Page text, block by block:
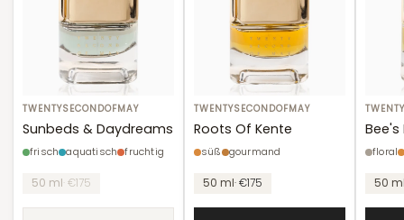
Sunbeds
&
Daydreams
TWENTYSECONDOFMAY
Sunbeds & Daydreams
frisch aquatisch fruchtig
Stückpreis
50 ml · €175
Roots
Of
Kente
TWENTYSECONDOFMAY
Roots Of Kente
süß gourmand
50 ml· €175
Bee's
Home
Bee's
floral
50